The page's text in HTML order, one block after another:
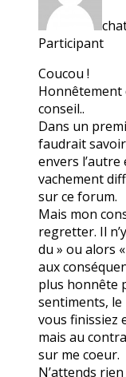
Participant
Coucou !
Honnêtement
conseil..
Dans un
faudrait
envers
vachement
sur ce forum.
Mais mon
regretter. Il
du » ou alors
aux
plus honnête
sentiments, le
vous finissiez
mais au
sur me coeur.
N’attends